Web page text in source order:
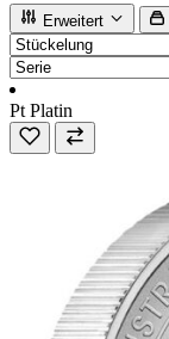
Erweitert
Pt Platin